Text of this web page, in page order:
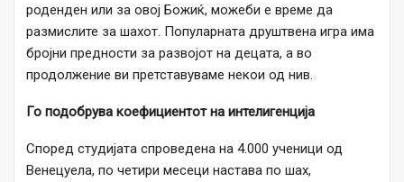
роденден или за овој Божиќ, можеби е време да
размислите за шахот. Популарната друштвена игра има
бројни предности за развојот на децата, а во
продолжение ви претставуваме некои од нив.
Го подобрува коефициентот на интелигенција
Според студијата спроведена на 4.000 ученици од
Венецуела, по четири месеци настава по шах,